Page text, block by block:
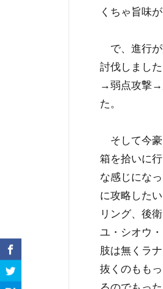
くちゃ旨味
で、進行が
討伐しまし
→弱点攻撃→
た。
そして今豪
箱を拾いに
な感じにな
に攻略した
リング、後
ユ・シオウ
肢は無くラ
抜くのもも